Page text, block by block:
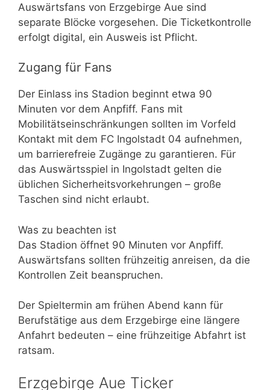
Auswärtsfans von Erzgebirge Aue sind
separate Blöcke vorgesehen. Die Ticketkontrolle
erfolgt digital, ein Ausweis ist Pflicht.
Zugang für Fans
Der Einlass ins Stadion beginnt etwa 90
Minuten vor dem Anpfiff. Fans mit
Mobilitätseinschränkungen sollten im Vorfeld
Kontakt mit dem FC Ingolstadt 04 aufnehmen,
um barrierefreie Zugänge zu garantieren. Für
das Auswärtsspiel in Ingolstadt gelten die
üblichen Sicherheitsvorkehrungen – große
Taschen sind nicht erlaubt.
Was zu beachten ist
Das Stadion öffnet 90 Minuten vor Anpfiff.
Auswärtsfans sollten frühzeitig anreisen, da die
Kontrollen Zeit beanspruchen.
Der Spieltermin am frühen Abend kann für
Berufstätige aus dem Erzgebirge eine längere
Anfahrt bedeuten – eine frühzeitige Abfahrt ist
ratsam.
Erzgebirge Aue Ticker